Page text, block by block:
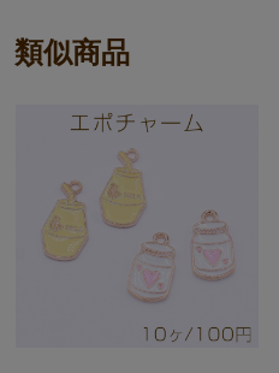
類似商品